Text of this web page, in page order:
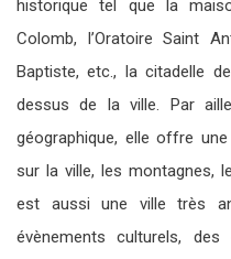
historique tel que la
Colomb, l’Oratoire Saint
Baptiste, etc., la citadelle
dessus de la ville. Par
géographique, elle offre
sur la ville, les montagnes,
est aussi une ville très
évènements culturels,